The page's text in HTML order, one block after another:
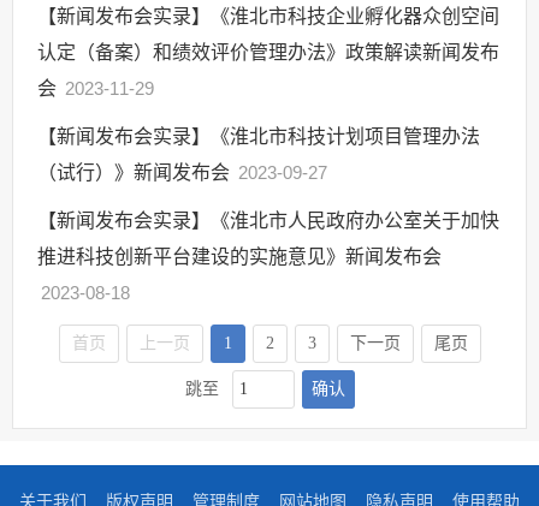
【新闻发布会实录】《淮北市科技企业孵化器众创空间
认定（备案）和绩效评价管理办法》政策解读新闻发布
会 2023-11-29
【新闻发布会实录】《淮北市科技计划项目管理办法
（试行）》新闻发布会 2023-09-27
【新闻发布会实录】《淮北市人民政府办公室关于加快
推进科技创新平台建设的实施意见》新闻发布会
2023-08-18
首页 上一页 1 2 3 下一页 尾页
跳至 确认
关于我们 版权声明 管理制度 网站地图 隐私声明 使用帮助